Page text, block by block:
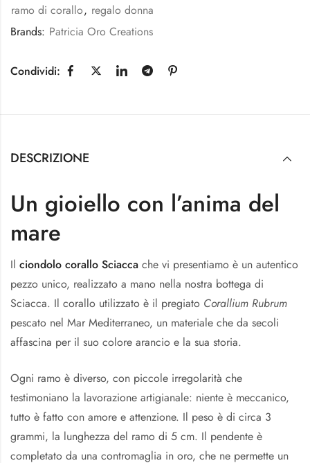
ramo di corallo, regalo donna
Brands: Patricia Oro Creations
Condividi:
DESCRIZIONE
Un gioiello con l’anima del
mare
Il ciondolo corallo Sciacca che vi presentiamo è un autentico
pezzo unico, realizzato a mano nella nostra bottega di
Sciacca. Il corallo utilizzato è il pregiato Corallium Rubrum
pescato nel Mar Mediterraneo, un materiale che da secoli
affascina per il suo colore arancio e la sua storia.
Ogni ramo è diverso, con piccole irregolarità che
testimoniano la lavorazione artigianale: niente è meccanico,
tutto è fatto con amore e attenzione. Il peso è di circa 3
grammi, la lunghezza del ramo di 5 cm. Il pendente è
completato da una contromaglia in oro, che ne permette un